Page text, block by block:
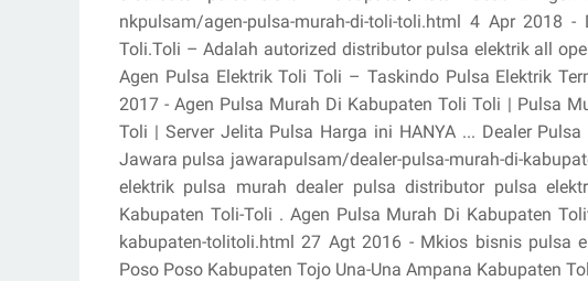
nkpulsam/agen-pulsa-murah-di-toli-toli.html 4 Apr 2018
Toli.Toli – Adalah autorized distributor pulsa elektrik all
Agen Pulsa Elektrik Toli Toli – Taskindo Pulsa Elektrik
2017 - Agen Pulsa Murah Di Kabupaten Toli Toli | Pulsa
Toli | Server Jelita Pulsa Harga ini HANYA ... Dealer
Jawara pulsa jawarapulsam/dealer-pulsa-murah-di-
elektrik pulsa murah dealer pulsa distributor pulsa
Kabupaten Toli-Toli . Agen Pulsa Murah Di Kabupaten
kabupaten-tolitoli.html 27 Agt 2016 - Mkios bisnis pulsa
Poso Poso Kabupaten Tojo Una-Una Ampana Kabupaten